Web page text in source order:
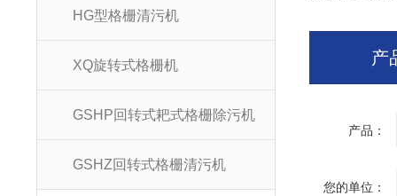
HG型格栅清污机
XQ旋转式格栅机
GSHP回转式耙式格栅除污机
GSHZ回转式格栅清污机
产
产品：
您的单位：